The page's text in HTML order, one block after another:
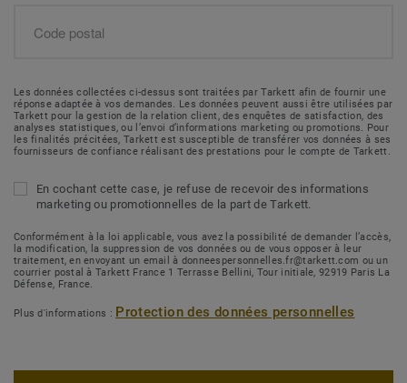
Les données collectées ci-dessus sont traitées par Tarkett afin de fournir une
réponse adaptée à vos demandes. Les données peuvent aussi être utilisées par
Tarkett pour la gestion de la relation client, des enquêtes de satisfaction, des
analyses statistiques, ou l’envoi d’informations marketing ou promotions. Pour
les finalités précitées, Tarkett est susceptible de transférer vos données à ses
fournisseurs de confiance réalisant des prestations pour le compte de Tarkett.
En cochant cette case, je refuse de recevoir des informations
marketing ou promotionnelles de la part de Tarkett.
Conformément à la loi applicable, vous avez la possibilité de demander l’accès,
la modification, la suppression de vos données ou de vous opposer à leur
traitement, en envoyant un email à donneespersonnelles.fr@tarkett.com ou un
courrier postal à Tarkett France 1 Terrasse Bellini, Tour initiale, 92919 Paris La
Défense, France.
Plus d'informations : Protection des données personnelles